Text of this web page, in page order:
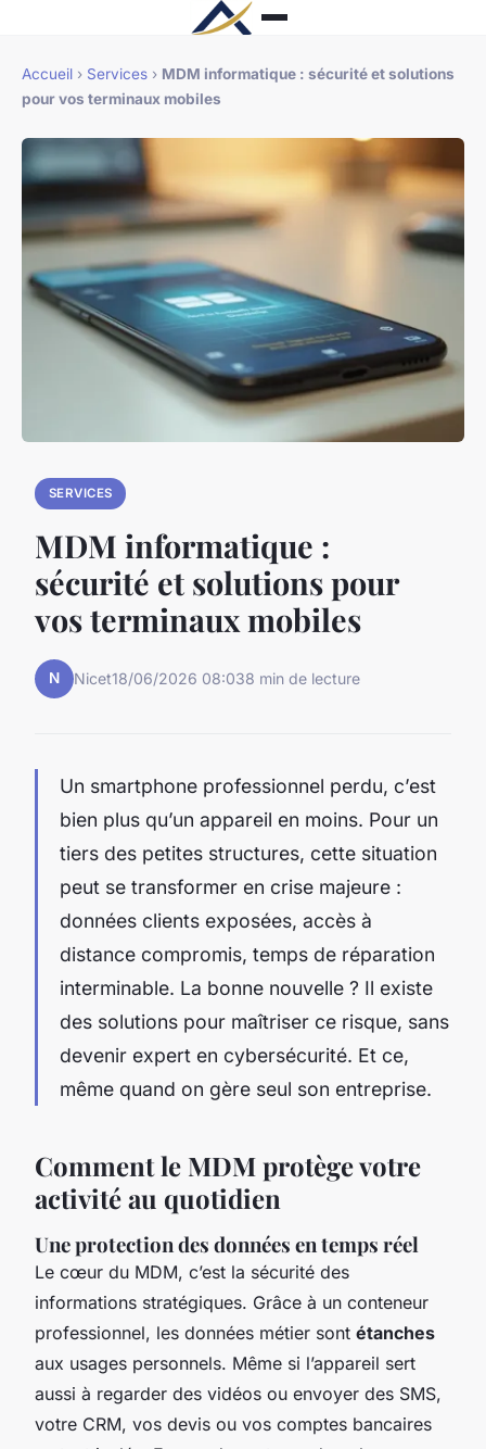
Accueil › Services › MDM informatique : sécurité et solutions
pour vos terminaux mobiles
SERVICES
MDM informatique :
sécurité et solutions pour
vos terminaux mobiles
N Nicet18/06/2026 08:038 min de lecture
Un smartphone professionnel perdu, c’est
bien plus qu’un appareil en moins. Pour un
tiers des petites structures, cette situation
peut se transformer en crise majeure :
données clients exposées, accès à
distance compromis, temps de réparation
interminable. La bonne nouvelle ? Il existe
des solutions pour maîtriser ce risque, sans
devenir expert en cybersécurité. Et ce,
même quand on gère seul son entreprise.
Comment le MDM protège votre
activité au quotidien
Une protection des données en temps réel
Le cœur du MDM, c’est la sécurité des
informations stratégiques. Grâce à un conteneur
professionnel, les données métier sont étanches
aux usages personnels. Même si l’appareil sert
aussi à regarder des vidéos ou envoyer des SMS,
votre CRM, vos devis ou vos comptes bancaires